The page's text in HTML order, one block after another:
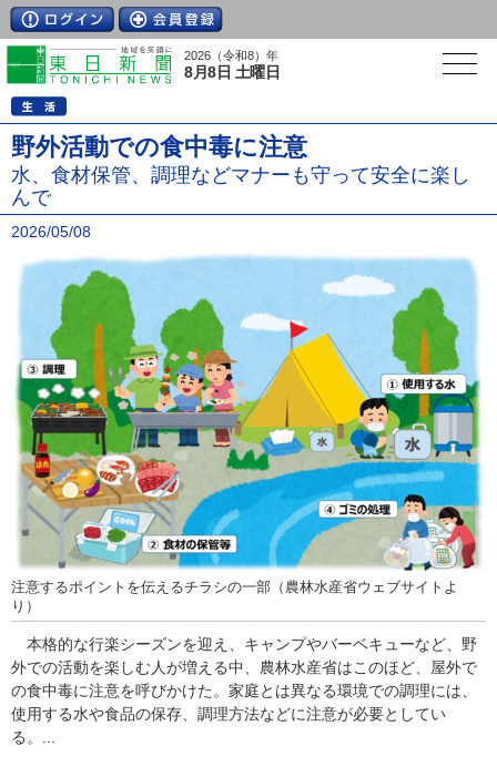
2026（令和8）年
8月8日 土曜日
野外活動での食中毒に注意
水、食材保管、調理などマナーも守って安全に楽し
んで
2026/05/08
注意するポイントを伝えるチラシの一部（農林水産省ウェブサイトよ
り）
本格的な行楽シーズンを迎え、キャンプやバーベキューなど、野
外での活動を楽しむ人が増える中、農林水産省はこのほど、屋外で
の食中毒に注意を呼びかけた。家庭とは異なる環境での調理には、
使用する水や食品の保存、調理方法などに注意が必要としてい
る。...